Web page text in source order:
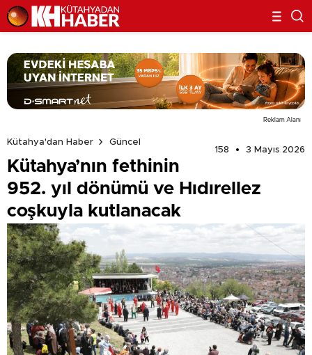
Reklam Alanı
Kütahya'dan Haber
Güncel
158
3 Mayıs 2026
Kütahya’nın fethinin
952. yıl dönümü ve Hıdırellez
coşkuyla kutlanacak